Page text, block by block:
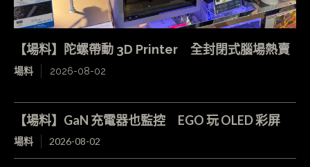
【場料】陀螺帶動 3D Printer 全封閉式腦場熱賣
場料 2026-08-02
【場料】GaN 充電器也監控 EGO 玩 OLED 彩屏
場料 2026-08-02